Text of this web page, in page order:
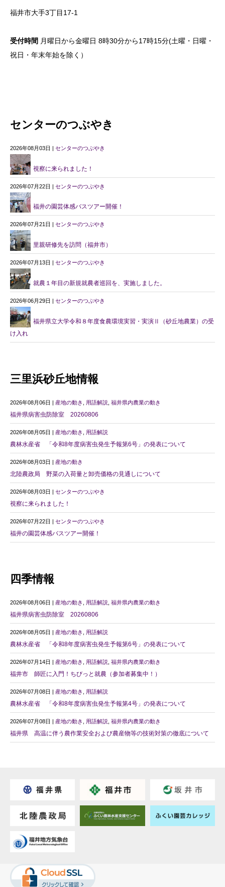
福井市大手3丁目17-1
受付時間 月曜日から金曜日 8時30分から17時15分(土曜・日曜・
祝日・年末年始を除く）
センターのつぶやき
2026年08月03日 | センターのつぶやき
視察に来られました！
2026年07月22日 | センターのつぶやき
福井の園芸体感バスツアー開催！
2026年07月21日 | センターのつぶやき
里親研修先を訪問（福井市）
2026年07月13日 | センターのつぶやき
就農１年目の新規就農者巡回を、実施しました。
2026年06月29日 | センターのつぶやき
福井県立大学令和８年度食農環境実習・実演Ⅱ（砂丘地農業）の受
け入れ
三里浜砂丘地情報
2026年08月06日 | 産地の動き 用語解説 福井県内農業の動き
福井県病害虫防除室 20260806
2026年08月05日 | 産地の動き 用語解説
農林水産省 「令和8年度病害虫発生予報第6号」の発表について
2026年08月03日 | 産地の動き
北陸農政局 野菜の入荷量と卸売価格の見通しについて
2026年08月03日 | センターのつぶやき
視察に来られました！
2026年07月22日 | センターのつぶやき
福井の園芸体感バスツアー開催！
四季情報
2026年08月06日 | 産地の動き 用語解説 福井県内農業の動き
福井県病害虫防除室 20260806
2026年08月05日 | 産地の動き 用語解説
農林水産省 「令和8年度病害虫発生予報第6号」の発表について
2026年07月14日 | 産地の動き 用語解説 福井県内農業の動き
福井市 師匠に入門！ちびっと就農（参加者募集中！）
2026年07月08日 | 産地の動き 用語解説
農林水産省 「令和8年度病害虫発生予報第4号」の発表について
2026年07月08日 | 産地の動き 用語解説 福井県内農業の動き
福井県 高温に伴う農作業安全および農産物等の技術対策の徹底について